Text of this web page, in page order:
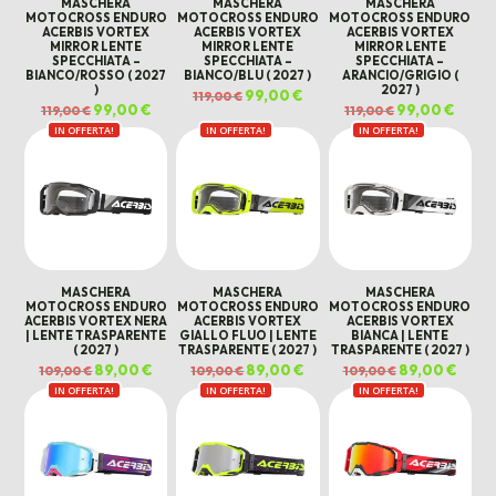
MASCHERA
MOTOCROSS ENDURO
ACERBIS VORTEX
MIRROR LENTE
SPECCHIATA –
BIANCO/ROSSO ( 2027
)
119,00€ Il
prezzo
originale
era:
99,00€Il
prezzo
attuale
è:
99,00 €.
MASCHERA
MOTOCROSS ENDURO
ACERBIS VORTEX
MIRROR LENTE
SPECCHIATA –
BIANCO/BLU ( 2027 )
119,00€ Il
prezzo
era:
119,00 €.
99,00€Il
prezzo
attuale
è:
99,00 €.
MASCHERA
MOTOCROSS ENDURO
ACERBIS VORTEX
MIRROR LENTE
SPECCHIATA –
ARANCIO/GRIGIO (
2027 )
119,00€ Il
prezzo
originale
era:
99,00€
è:
99,00
IN OFFERTA!
MASCHERA
MOTOCROSS ENDURO
ACERBIS VORTEX NERA
| LENTE TRASPARENTE
( 2027 )
109,00€Il
prezzo
originale
era:
89,00€
prezzo
attuale
è:
89,00 €.
IN OFFERTA!
MASCHERA
MOTOCROSS ENDURO
ACERBIS VORTEX
GIALLO FLUO | LENTE
TRASPARENTE ( 2027 )
109,00€Il
prezzo
originale
era:
89,00€
prezzo
attuale
è:
89,00 €.
IN OFFERTA!
MASCHERA
MOTOCROSS ENDURO
ACERBIS VORTEX
BIANCA | LENTE
TRASPARENTE ( 2027 )
109,00€ Il
prezzo
originale
era:
89,00€Il
è:
89,00
IN OFFERTA! IN OFFERTA! IN OFFERTA!